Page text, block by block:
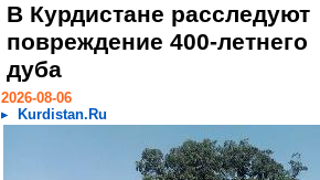
В Курдистане расследуют
повреждение 400-летнего
дуба
2026-08-06
Kurdistan.Ru